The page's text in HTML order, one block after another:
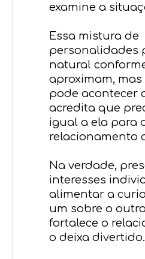
examine a
Essa mistura de
personalidades
natural
aproximam,
pode acontecer
acredita que
igual a ela para
relacionamento
Na verdade,
interesses
alimentar a
um sobre o
fortalece o
o deixa divertido.